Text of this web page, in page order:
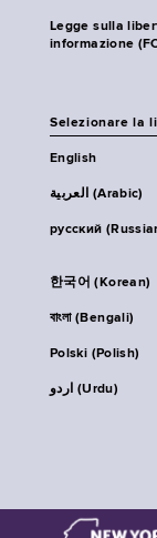
Legge sulla
informazione
Selezionare la
English
العربية (Arabic)
русский
한국어 (Korean)
বাংলা (Bengali)
Polski (Polish)
اردو (Urdu)